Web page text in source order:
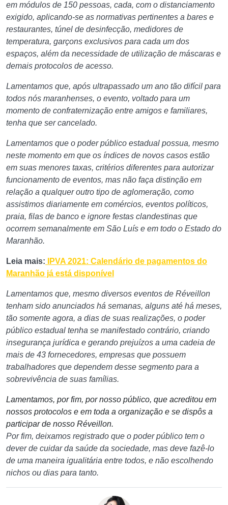
em módulos de 150 pessoas, cada, com o distanciamento
exigido, aplicando-se as normativas pertinentes a bares e
restaurantes, túnel de desinfecção, medidores de
temperatura, garçons exclusivos para cada um dos
espaços, além da necessidade de utilização de máscaras e
demais protocolos de acesso.
Lamentamos que, após ultrapassado um ano tão difícil para
todos nós maranhenses, o evento, voltado para um
momento de confraternização entre amigos e familiares,
tenha que ser cancelado.
Lamentamos que o poder público estadual possua, mesmo
neste momento em que os índices de novos casos estão
em suas menores taxas, critérios diferentes para autorizar
funcionamento de eventos, mas não faça distinção em
relação a qualquer outro tipo de aglomeração, como
assistimos diariamente em comércios, eventos políticos,
praia, filas de banco e ignore festas clandestinas que
ocorrem semanalmente em São Luís e em todo o Estado do
Maranhão.
Leia mais: IPVA 2021: Calendário de pagamentos do
Maranhão já está disponível
Lamentamos que, mesmo diversos eventos de Réveillon
tenham sido anunciados há semanas, alguns até há meses,
tão somente agora, a dias de suas realizações, o poder
público estadual tenha se manifestado contrário, criando
insegurança jurídica e gerando prejuízos a uma cadeia de
mais de 43 fornecedores, empresas que possuem
trabalhadores que dependem desse segmento para a
sobrevivência de suas famílias.
Lamentamos, por fim, por nosso público, que acreditou em
nossos protocolos e em toda a organização e se dispôs a
participar de nosso Réveillon.
Por fim, deixamos registrado que o poder público tem o
dever de cuidar da saúde da sociedade, mas deve fazê-lo
de uma maneira igualitária entre todos, e não escolhendo
nichos ou dias para tanto.